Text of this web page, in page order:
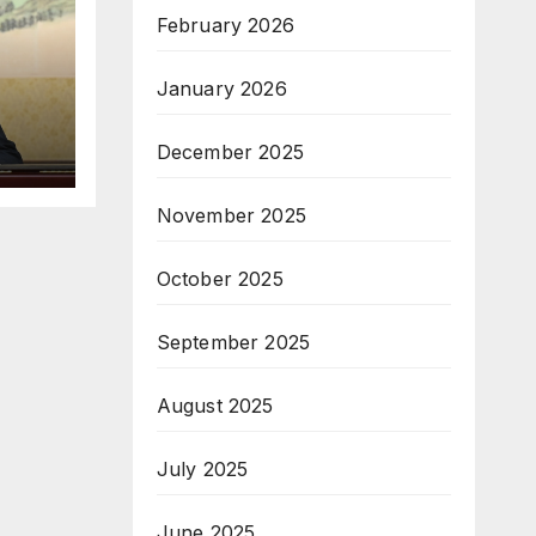
February 2026
January 2026
December 2025
November 2025
October 2025
September 2025
August 2025
July 2025